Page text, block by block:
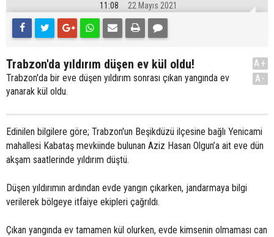
11:08 22 Mayıs 2021
Trabzon'da yıldırım düşen ev kül oldu!
Trabzon'da bir eve düşen yıldırım sonrası çıkan yangında ev
yanarak kül oldu.
A+
A-
Edinilen bilgilere göre; Trabzon'un Beşikdüzü ilçesine bağlı Yenicami
mahallesi Kabataş mevkiinde bulunan Aziz Hasan Olgun’a ait eve dün
akşam saatlerinde yıldırım düştü.
Düşen yıldırımın ardından evde yangın çıkarken, jandarmaya bilgi
verilerek bölgeye itfaiye ekipleri çağrıldı.
Çıkan yangında ev tamamen kül olurken, evde kimsenin olmaması can